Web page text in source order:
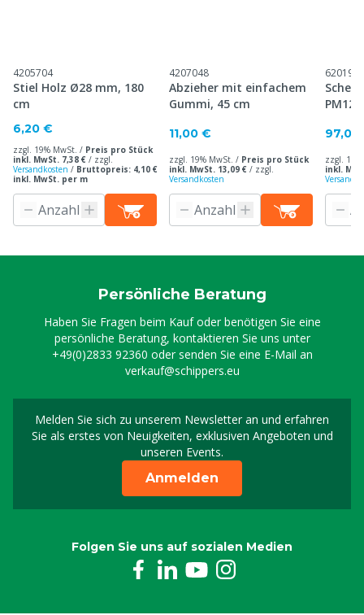
4205704
Stiel Holz Ø28 mm, 180
cm
6,20 €
zzgl. 19% MwSt. / Preis pro Stück
inkl. MwSt. 7,38 € / zzgl.
Versandkosten / Bruttopreis: 4,10 €
inkl. MwSt. per m
4207048
Abzieher mit einfachem
Gummi, 45 cm
11,00 €
zzgl. 19% MwSt. / Preis pro Stück
inkl. MwSt. 13,09 € / zzgl.
Versandkosten
6201985
97,00
zzgl.
inkl.
Persönliche Beratung
Haben Sie Fragen beim Kauf oder benötigen Sie eine
persönliche Beratung, kontaktieren Sie uns unter
+49(0)2833 92360 oder senden Sie eine E-Mail an
verkauf@schippers.eu
Melden Sie sich zu unserem Newsletter an und erfahren
Sie als erstes von Neuigkeiten, exklusiven Angeboten und
unseren Events.
Melden Sie sich für
Anmelden
Folgen Sie uns auf sozialen Medien